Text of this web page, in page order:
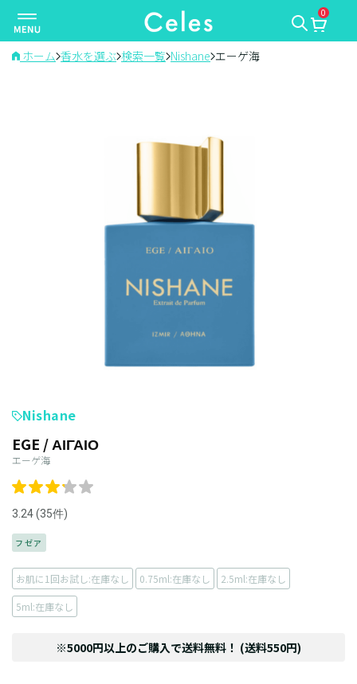
ナ
ビ
ゲ
0
ホーム 香水を選ぶ 検索一覧 Nishane エーゲ海
Nishane
EGE / ΑΙΓΑΙΟ
エーゲ海
3.24 (35件)
フゼア
お肌に1回お試し:在庫なし 0.75ml:在庫なし 2.5ml:在庫なし
5ml:在庫なし
※5000円以上のご購入で送料無料！ (送料550円)